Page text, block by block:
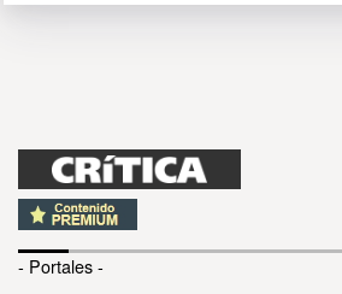
- Portales -